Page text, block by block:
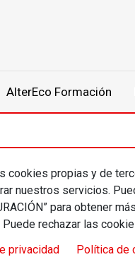
AlterEco Formación
cookies propias y de
nuestros servicios.
para obtener
rechazar las
privacidad
Política de